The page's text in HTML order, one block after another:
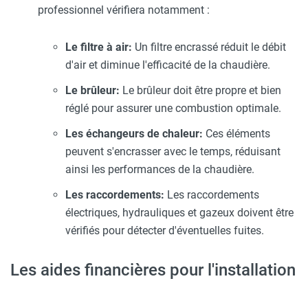
professionnel vérifiera notamment :
Le filtre à air: Un filtre encrassé réduit le débit
d'air et diminue l'efficacité de la chaudière.
Le brûleur: Le brûleur doit être propre et bien
réglé pour assurer une combustion optimale.
Les échangeurs de chaleur: Ces éléments
peuvent s'encrasser avec le temps, réduisant
ainsi les performances de la chaudière.
Les raccordements: Les raccordements
électriques, hydrauliques et gazeux doivent être
vérifiés pour détecter d'éventuelles fuites.
Les aides financières pour l'installation